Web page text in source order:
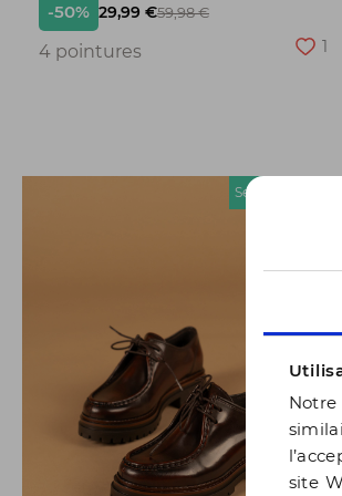
site
-50% 29,99 €59,98 €
4 pointures 1
Seconde chance